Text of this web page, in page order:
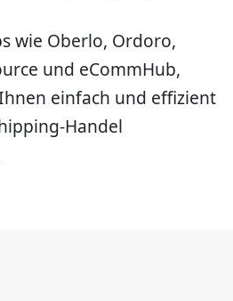
wie Oberlo, Ordoro,
und eCommHub,
einfach und effizient
Handel